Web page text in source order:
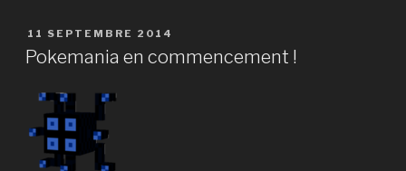
PUBLIÉ
LE
11 SEPTEMBRE 2014
Pokemania en commencement !